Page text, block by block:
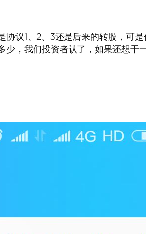
议1、2、3还是后来的转股，可
，我们投资者认了，如果还想干